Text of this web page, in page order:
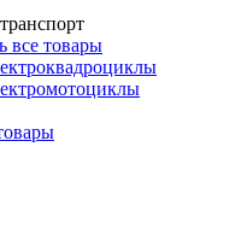
все товары